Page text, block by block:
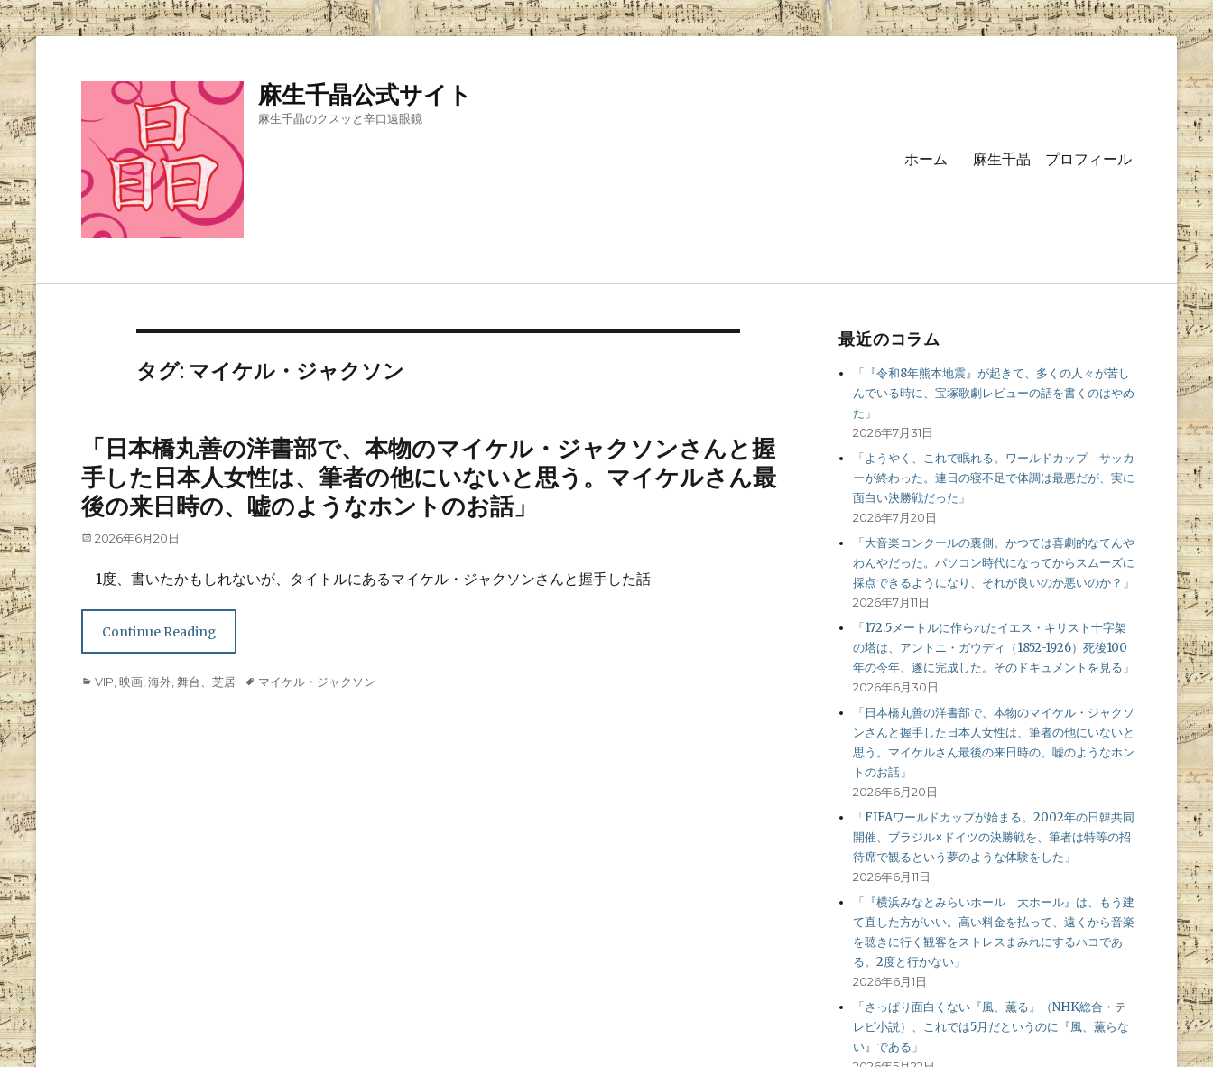
麻生千晶公式サイト
麻生千晶のクスッと辛口遠眼鏡
Primary
ホーム 麻生千晶 プロフィール
タグ: マイケル・ジャクソン
「日本橋丸善の洋書部で、本物のマイケル・ジャクソンさんと握
手した日本人女性は、筆者の他にいないと思う。マイケルさん最
後の来日時の、嘘のようなホントのお話」
Posted
2026年6月20日
1度、書いたかもしれないが、タイトルにあるマイケル・ジャクソンさんと握手した話
Continue Reading
Categories
VIP 映画 海外 舞台、芝居 Tagsマイケル・ジャクソン
最近のコラム
「『令和8年熊本地震』が起きて、多くの人々が苦し
んでいる時に、宝塚歌劇レビューの話を書くのはやめ
た」
2026年7月31日
「ようやく、これで眠れる。ワールドカップ サッカ
ーが終わった。連日の寝不足で体調は最悪だが、実に
面白い決勝戦だった」
2026年7月20日
「大音楽コンクールの裏側。かつては喜劇的なてんや
わんやだった。パソコン時代になってからスムーズに
採点できるようになり、それが良いのか悪いのか？」
2026年7月11日
「172.5メートルに作られたイエス・キリスト十字架
の塔は、アントニ・ガウディ（1852-1926）死後100
年の今年、遂に完成した。そのドキュメントを見る」
2026年6月30日
「日本橋丸善の洋書部で、本物のマイケル・ジャクソ
ンさんと握手した日本人女性は、筆者の他にいないと
思う。マイケルさん最後の来日時の、嘘のようなホン
トのお話」
2026年6月20日
「FIFAワールドカップが始まる。2002年の日韓共同
開催、ブラジル×ドイツの決勝戦を、筆者は特等の招
待席で観るという夢のような体験をした」
2026年6月11日
「『横浜みなとみらいホール 大ホール』は、もう建
て直した方がいい。高い料金を払って、遠くから音楽
を聴きに行く観客をストレスまみれにするハコであ
る。2度と行かない」
2026年6月1日
「さっぱり面白くない『風、薫る』（NHK総合・テ
レビ小説）、これでは5月だというのに『風、薫らな
い』である」